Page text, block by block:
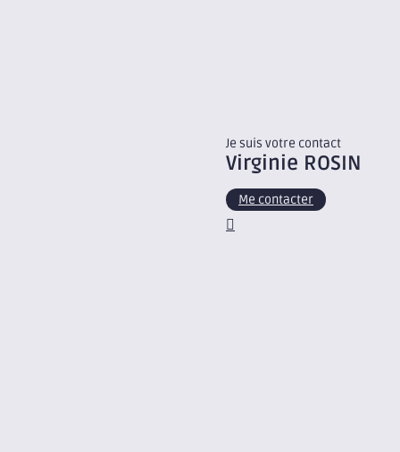
Je suis votre contact
Virginie ROSIN
Me contacter